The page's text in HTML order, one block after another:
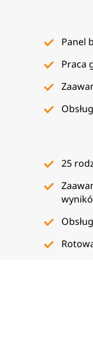
Panel
Praca
25